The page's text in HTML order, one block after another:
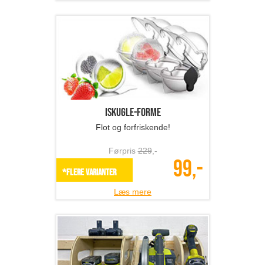
Iskugle-forme
Flot og forfriskende!
Førpris229,-
*Flere varianter 99,-
Læs mere